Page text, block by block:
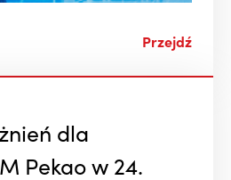
Przejdź
dla
Pekao w 24.